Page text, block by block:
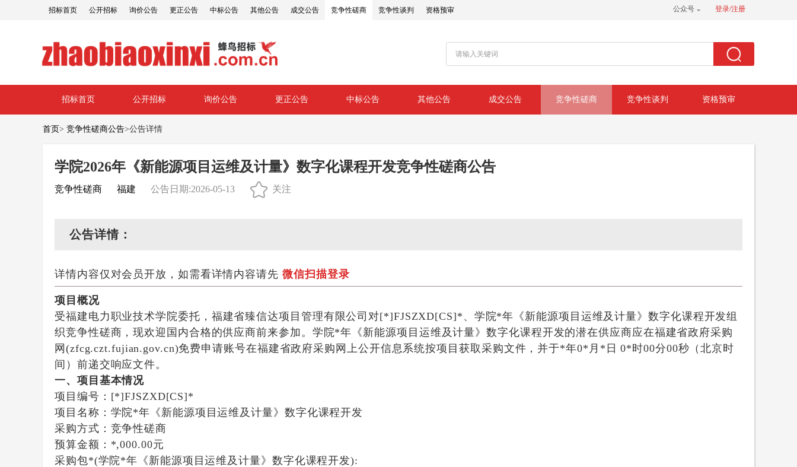
招标首页 公开招标 询价公告 更正公告 中标公告 其他公告 成交公告 竞争性磋商 竞争性谈判 资格预审 公众号 登录/注册
招标首页 公开招标 询价公告 更正公告 中标公告 其他公告 成交公告 竞争性磋商 竞争性谈判 资格预审
首页> 竞争性磋商公告>公告详情
学院2026年《新能源项目运维及计量》数字化课程开发竞争性磋商公告
竞争性磋商 福建 公告日期:2026-05-13 关注
公告详情：
详情内容仅对会员开放，如需看详情内容请先 微信扫描登录
项目概况
受福建电力职业技术学院委托， 福建省臻信达项目管理有限公司对[*]FJSZXD[CS]*、学院*年《新能源项目运维及计量》数字化课程开发组
织竞争性磋商，现欢迎国内合格的供应商前来参加。学院*年《新能源项目运维及计量》数字化课程开发的潜在供应商应在福建省政府采购
网(zfcg.czt.fujian.gov.cn)免费申请账号在福建省政府采购网上公开信息系统按项目获取采购文件，并于*年0*月*日 0*时00分00秒 （北京时
间）前递交响应文件。
一、项目基本情况
项目编号：[*]FJSZXD[CS]*
项目名称：学院*年《新能源项目运维及计量》数字化课程开发
采购方式：竞争性磋商
预算金额：*,000.00元
采购包*(学院*年《新能源项目运维及计量》数字化课程开发):